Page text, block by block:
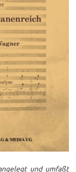
und umfaßt